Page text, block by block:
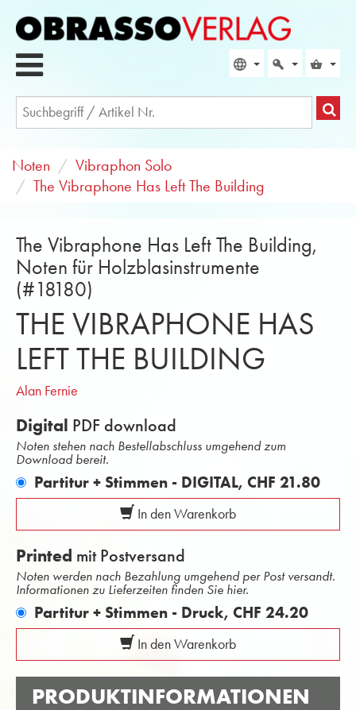
Noten
Vibraphon Solo
The Vibraphone Has Left The Building
The Vibraphone Has Left The Building,
Noten für Holzblasinstrumente
(#18180)
THE VIBRAPHONE HAS
LEFT THE BUILDING
Alan Fernie
Digital PDF download
Noten stehen nach Bestellabschluss umgehend zum
Download bereit.
Partitur + Stimmen - DIGITAL, CHF 21.80
In den Warenkorb
Printed mit Postversand
Noten werden nach Bezahlung umgehend per Post versandt.
Informationen zu Lieferzeiten finden Sie hier.
Partitur + Stimmen - Druck, CHF 24.20
In den Warenkorb
PRODUKTINFORMATIONEN